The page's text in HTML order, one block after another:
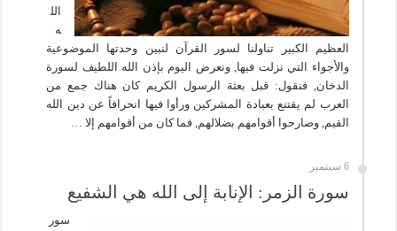
الل
ه
العظيم الكبير تناولنا لسور القرآن لنبين وحدتها الموضوعية
والأجواء التي نزلت فيها, ونعرض اليوم بإذن الله اللطيف لسورة
الدخان, فنقول: قبل بعثة الرسول الكريم كان هناك جمع من
العرب لم يقتنع بعبادة المشركين ورأوا فيها انحرافاً عن دين الله
القيم, وصارحوا أقوامهم بضلالهم, فما كان من أقوامهم إلا …
6 سبتمبر
سورة الزمر: الإنابة إلى الله هي الشفيع
سور